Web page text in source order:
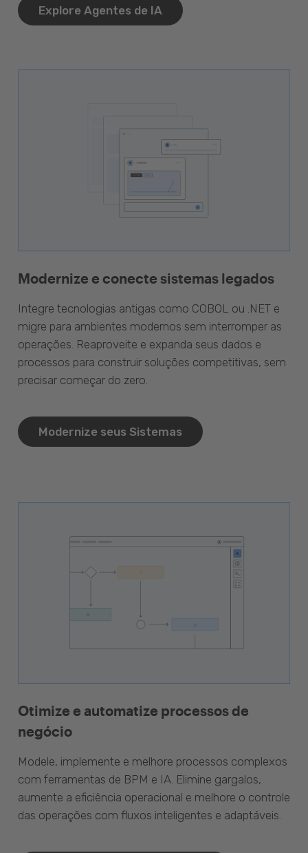
Explore Agentes de IA
Modernize e conecte sistemas legados
Integre tecnologias antigas como COBOL ou .NET e
migre para ambientes modernos sem interromper as
operações. Reaproveite e expanda seus dados e
processos para construir soluções competitivas, sem
precisar começar do zero.
Modernize seus Sistemas
Otimize e automatize processos de
negócio
Modele, implemente e melhore processos complexos
com ferramentas de BPM e IA. Elimine gargalos,
aumente a eficiência operacional e melhore o controle
das operações com fluxos inteligentes e adaptáveis.